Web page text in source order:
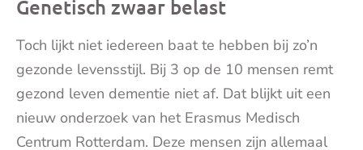
Genetisch zwaar belast
Toch lijkt niet iedereen baat te hebben bij zo’n
gezonde levensstijl. Bij 3 op de 10 mensen remt
gezond leven dementie niet af. Dat blijkt uit een
nieuw onderzoek van het Erasmus Medisch
Centrum Rotterdam. Deze mensen zijn allemaal